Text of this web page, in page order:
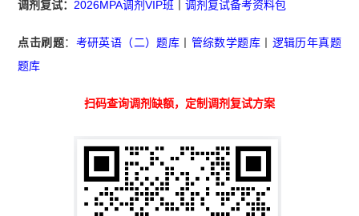
调剂复试：2026MPA调剂VIP班 丨调剂复试备考资料包
点击刷题： 考研英语（二）题库 管综数学题库
逻辑历年真题
题库
扫码查询调剂缺额，定制调剂复试方案